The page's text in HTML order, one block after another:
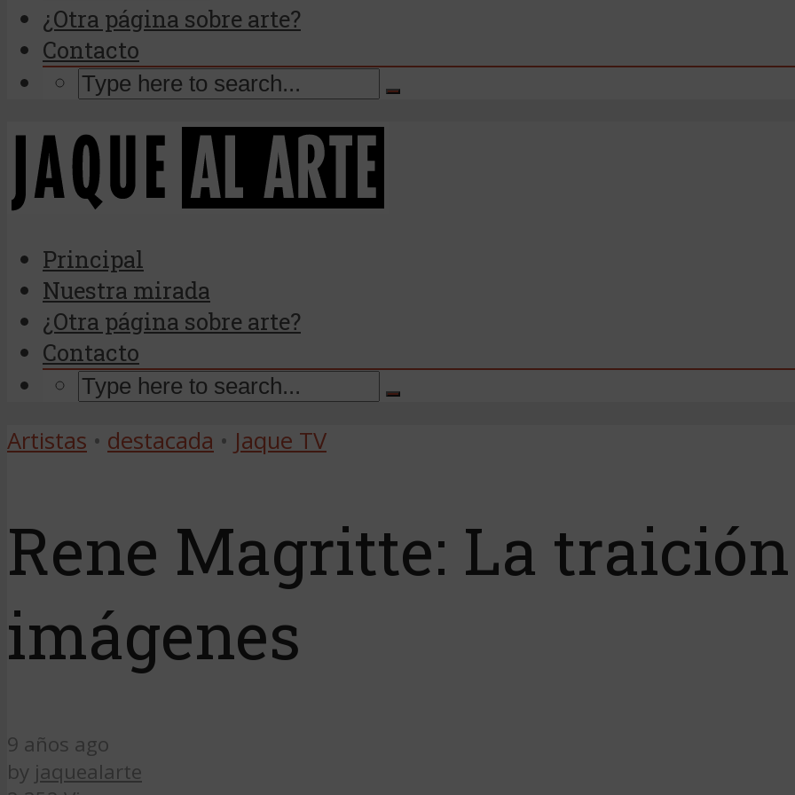
¿Otra página sobre arte?
Contacto
Principal
Nuestra mirada
¿Otra página sobre arte?
Contacto
Artistas • destacada • Jaque TV
Rene Magritte: La
imágenes
9 años ago
by jaquealarte